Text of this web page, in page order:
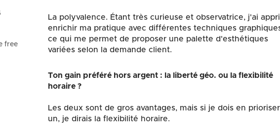
free
La polyvalence. Étant très curieuse et observatrice, j'ai
enrichir ma pratique avec différentes techniques
ce qui me permet de proposer une palette d'esthétiques
variées selon la demande client.
Ton gain préféré hors argent : la liberté géo. ou la flexibilité
horaire ?
Les deux sont de gros avantages, mais si je dois en prioriser
un, je dirais la flexibilité horaire.